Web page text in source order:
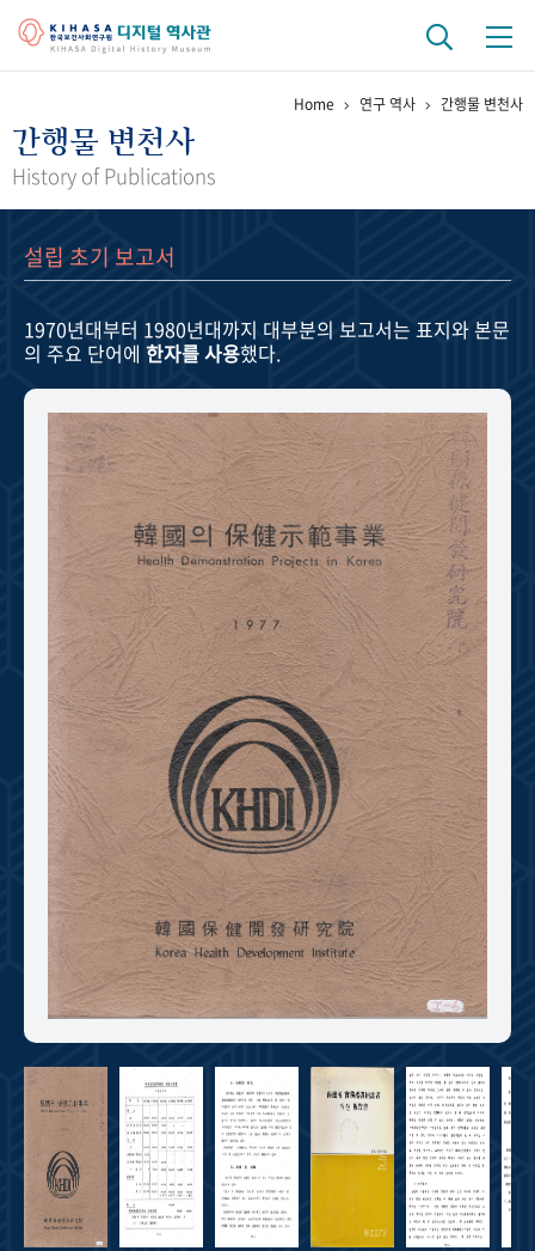
걸어온 길 기관 변천사
정책과 연구 키워드로 보는 연구 역사
연구자들
기록물 아카이브
사진 아카이브 문서 기록물 행정박물 영상 기록물
주년 기념
성과 50선 숫자로 보는 50년 50+1주년 광장
세계와 함께 한 KIHASA
VR 역사관
Home 연구 역사 간행물 변천사
간행물 변천사
History of Publications
설립 초기 보고서
1970년대부터 1980년대까지 대부분의 보고서는 표지와 본문
의 주요 단어에 한자를 사용했다.